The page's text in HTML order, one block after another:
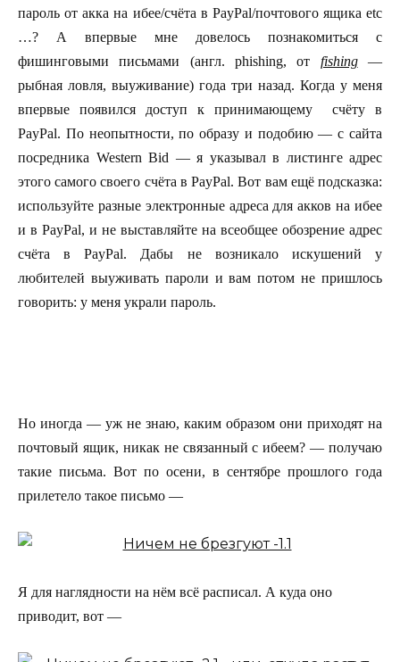
пароль от акка на ибее/счёта в PayPal/почтового ящика etc
…? А впервые мне довелось познакомиться с
фишинговыми письмами (англ. phishing, от fishing—
рыбная ловля, выуживание) года три назад. Когда у меня
впервые появился доступ к принимающему счёту в
PayPal. По неопытности, по образу и подобию — с сайта
посредника Western Bid — я указывал в листинге адрес
этого самого своего счёта в PayPal. Вот вам ещё подсказка:
используйте разные электронные адреса для акков на ибее
и в PayPal, и не выставляйте на всеобщее обозрение адрес
счёта в PayPal. Дабы не возникало искушений у
любителей выуживать пароли и вам потом не пришлось
говорить: у меня украли пароль.
Но иногда — уж не знаю, каким образом они приходят на
почтовый ящик, никак не связанный с ибеем? — получаю
такие письма. Вот по осени, в сентябре прошлого года
прилетело такое письмо —
Я для наглядности на нём всё расписал. А куда оно
приводит, вот —